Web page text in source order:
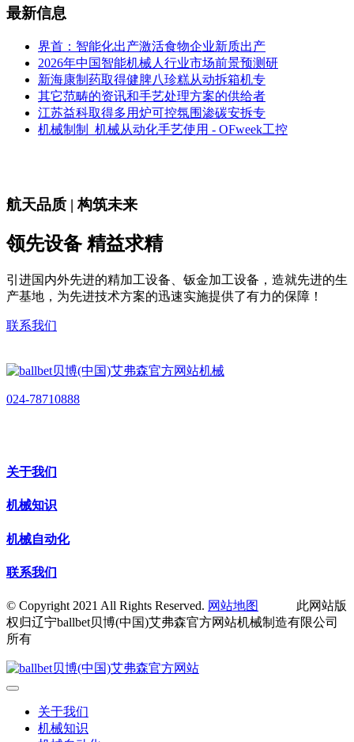
最新信息
界首：智能化出产激活食物企业新质出产
2026年中国智能机械人行业市场前景预测研
新海康制药取得健脾八珍糕从动拆箱机专
其它范畴的资讯和手艺处理方案的供给者
江苏益科取得多用炉可控氛围渗碳安拆专
机械制制_机械从动化手艺使用 - OFweek工控
航天品质 | 构筑未来
领先设备 精益求精
引进国内外先进的精加工设备、钣金加工设备，造就先进的生
产基地，为先进技术方案的迅速实施提供了有力的保障！
联系我们
024-78710888
关于我们
机械知识
机械自动化
联系我们
© Copyright 2021 All Rights Reserved. 网站地图
此网站版
权归辽宁ballbet贝博(中国)艾弗森官方网站机械制造有限公司
所有
关于我们
机械知识